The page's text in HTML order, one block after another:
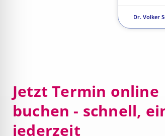
Dr. Volker
Jetzt Termin online
buchen - schnell,
jederzeit